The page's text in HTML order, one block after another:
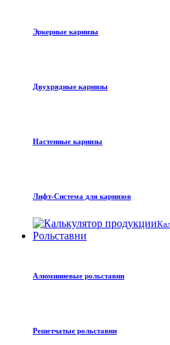
Эркерные карнизы
Двухрядные карнизы
Настенные карнизы
Лифт-Система для карнизов
Рольставни
Алюминиевые рольставни
Решетчатые рольставни